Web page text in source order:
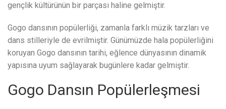
gençlik kültürünün bir parçası haline gelmiştir.
Gogo dansının popülerliği, zamanla farklı müzik tarzları ve
dans stilleriyle de evrilmiştir. Günümüzde hala popülerliğini
koruyan Gogo dansının tarihi, eğlence dünyasının dinamik
yapısına uyum sağlayarak bugünlere kadar gelmiştir.
Gogo Dansın Popülerleşmesi